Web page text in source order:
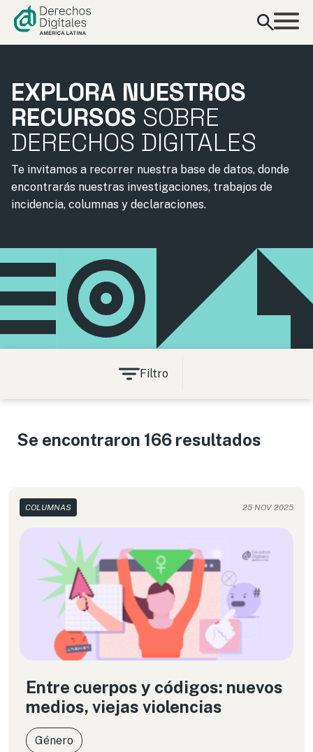
contenido
EXPLORA NUESTROS
RECURSOS SOBRE
DERECHOS DIGITALES
Te invitamos a recorrer nuestra base de datos, donde
encontrarás nuestras investigaciones, trabajos de
incidencia, columnas y declaraciones.
Filtro
Se encontraron 166 resultados
COLUMNAS 25 NOV 2025
Entre cuerpos y códigos: nuevos
medios, viejas violencias
Género